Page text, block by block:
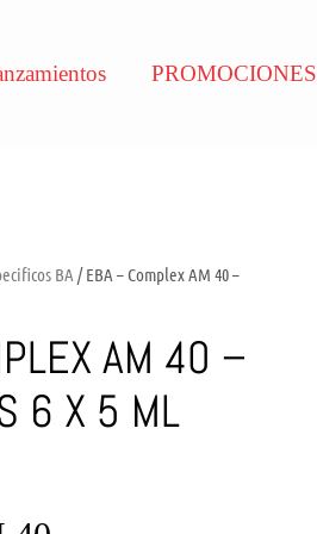
PROMOCIONES
BA / EBA – Complex AM 40 –
AM 40 –
6 X 5 ML